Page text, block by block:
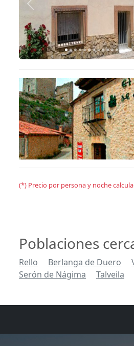
Anterior
(*) Precio por persona y noche
Poblaciones
Rello Berlanga de Duero
Serón de Nágima
Talveila